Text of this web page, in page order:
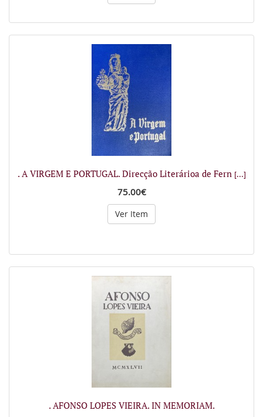
. A VIRGEM E PORTUGAL. Direcção Literárioa de Fern [...]
75.00€
Ver Item
. AFONSO LOPES VIEIRA. IN MEMORIAM.